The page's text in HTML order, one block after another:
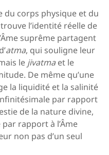
du corps physique et du
l’identité réelle de
suprême partagent
atma, qui souligne leur
le jivatmaet le
De même qu’une
la liquidité et la salinité
par rapport
de la nature divine,
rapport à l’Âme
non pas d’un seul